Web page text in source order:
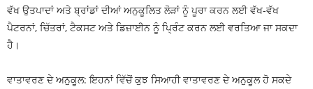
ਵੱਖ ਉਤਪਾਦਾਂ ਅਤੇ ਬ੍ਰਾਂਡਾਂ ਦੀਆਂ ਅਨੁਕੂਲਿਤ ਲੋੜਾਂ ਨੂੰ ਪੂਰਾ ਕਰਨ ਲਈ ਵੱਖ-ਵੱਖ
ਪੈਟਰਨਾਂ, ਚਿੱਤਰਾਂ, ਟੈਕਸਟ ਅਤੇ ਡਿਜ਼ਾਈਨ ਨੂੰ ਪ੍ਰਿੰਟ ਕਰਨ ਲਈ ਵਰਤਿਆ ਜਾ ਸਕਦਾ
ਹੈ।
ਵਾਤਾਵਰਣ ਦੇ ਅਨੁਕੂਲ: ਇਹਨਾਂ ਵਿੱਚੋਂ ਕੁਝ ਸਿਆਹੀ ਵਾਤਾਵਰਣ ਦੇ ਅਨੁਕੂਲ ਹੋ ਸਕਦੇ